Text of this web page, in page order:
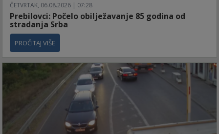
ČETVRTAK, 06.08.2026 | 07:28
Prebilovci: Počelo obilježavanje 85 godina od
stradanja Srba
PROČITAJ VIŠE